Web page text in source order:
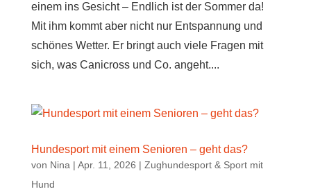
einem ins Gesicht – Endlich ist der Sommer da!
Mit ihm kommt aber nicht nur Entspannung und
schönes Wetter. Er bringt auch viele Fragen mit
sich, was Canicross und Co. angeht....
Hundesport mit einem Senioren – geht das?
von Nina | Apr. 11, 2026 | Zughundesport & Sport mit
Hund